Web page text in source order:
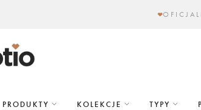
PRODUKTY KOLEKCJE TYPY